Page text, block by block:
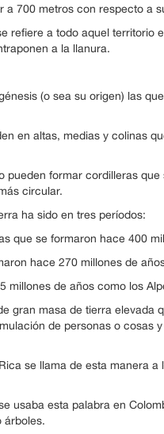
a 700 metros con respecto a
refiere a todo aquel territorio
a la llanura.
(o sea su origen) las
en altas, medias y colinas
pueden formar cordilleras
circular.
ha sido en tres períodos:
que se formaron hace 400
hace 270 millones de
millones de años como los
gran masa de tierra elevada
de personas o cosas
se llama de esta manera
usaba esta palabra en
árboles.